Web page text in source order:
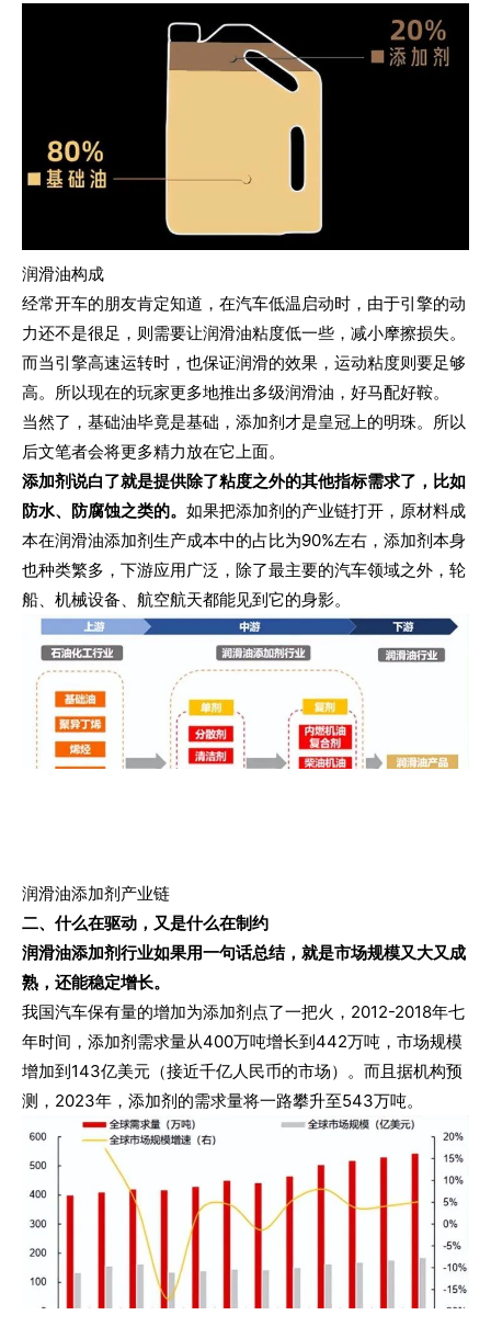
润滑油构成
经常开车的朋友肯定知道，在汽车低温启动时，由于引擎的动
力还不是很足，则需要让润滑油粘度低一些，减小摩擦损失。
而当引擎高速运转时，也保证润滑的效果，运动粘度则要足够
高。所以现在的玩家更多地推出多级润滑油，好马配好鞍。
当然了，基础油毕竟是基础，添加剂才是皇冠上的明珠。所以
后文笔者会将更多精力放在它上面。
添加剂说白了就是提供除了粘度之外的其他指标需求了，比如
防水、防腐蚀之类的。 如果把添加剂的产业链打开，原材料成
本在润滑油添加剂生产成本中的占比为90%左右，添加剂本身
也种类繁多，下游应用广泛，除了最主要的汽车领域之外，轮
船、机械设备、航空航天都能见到它的身影。
润滑油添加剂产业链
二、什么在驱动，又是什么在制约
润滑油添加剂行业如果用一句话总结，就是市场规模又大又成
熟，还能稳定增长。
我国汽车保有量的增加为添加剂点了一把火，2012-2018年七
年时间，添加剂需求量从400万吨增长到442万吨，市场规模
增加到143亿美元（接近千亿人民币的市场）。而且据机构预
测，2023年，添加剂的需求量将一路攀升至543万吨。